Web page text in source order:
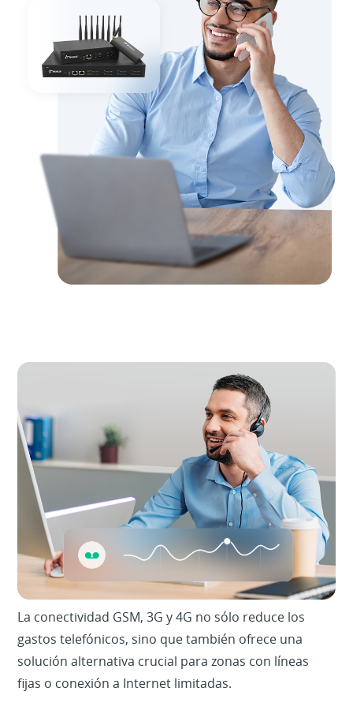
La conectividad GSM, 3G y 4G no sólo reduce los
gastos telefónicos, sino que también ofrece una
solución alternativa crucial para zonas con líneas
fijas o conexión a Internet limitadas.